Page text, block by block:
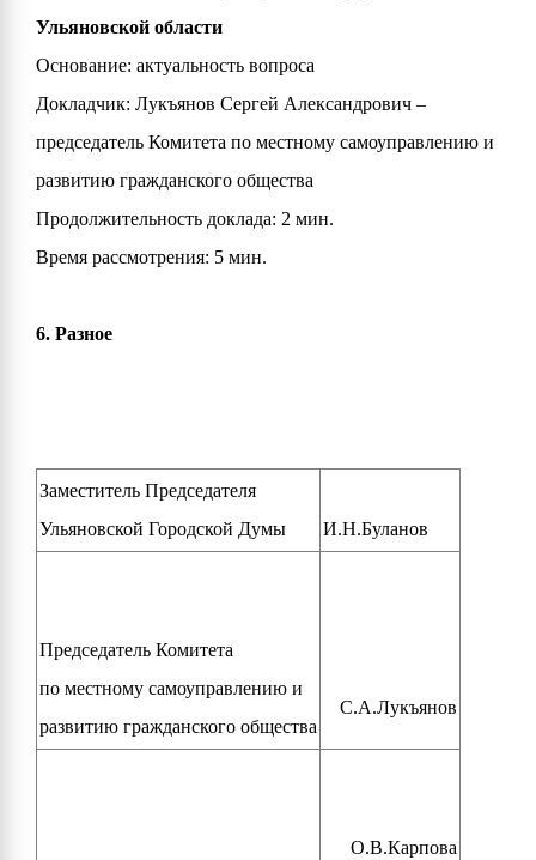
Ульяновской области
Основание: актуальность вопроса
Докладчик: Лукъянов Сергей Александрович –
председатель Комитета по местному самоуправлению и
развитию гражданского общества
Продолжительность доклада: 2 мин.
Время рассмотрения: 5 мин.
6. Разное
Заместитель Председателя
Ульяновской Городской Думы
И.Н.Буланов
Председатель Комитета
по местному самоуправлению и
развитию гражданского общества
С.А.Лукъянов
О.В.Карпова